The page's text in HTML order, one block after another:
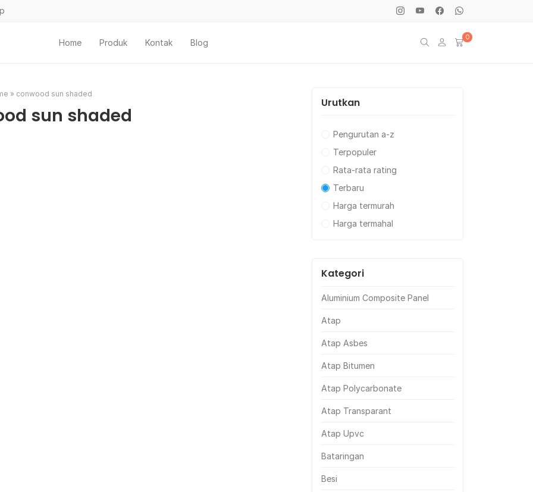
Home Produk Kontak Blog
0
» conwood sun shaded
sun shaded
Urutkan
Pengurutan a-z
Terpopuler
Rata-rata rating
Terbaru
Harga termurah
Harga termahal
Kategori
Aluminium Composite Panel
Atap
Atap Asbes
Atap Bitumen
Atap Polycarbonate
Atap Transparant
Atap Upvc
Bataringan
Besi